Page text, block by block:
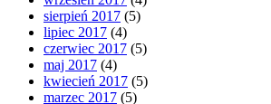
sierpień 2017 (5)
lipiec 2017 (4)
czerwiec 2017 (5)
maj 2017 (4)
kwiecień 2017 (5)
marzec 2017 (5)